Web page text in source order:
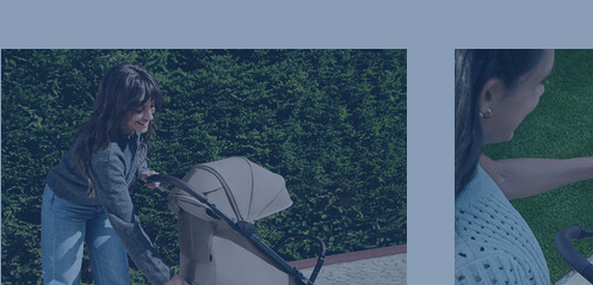
EINHAND-
VERSTELLUNG
DER
RÜCKENLEHNE,
2
von
17
ZUSÄTZLICHE
BELÜFTUNG,
von
17